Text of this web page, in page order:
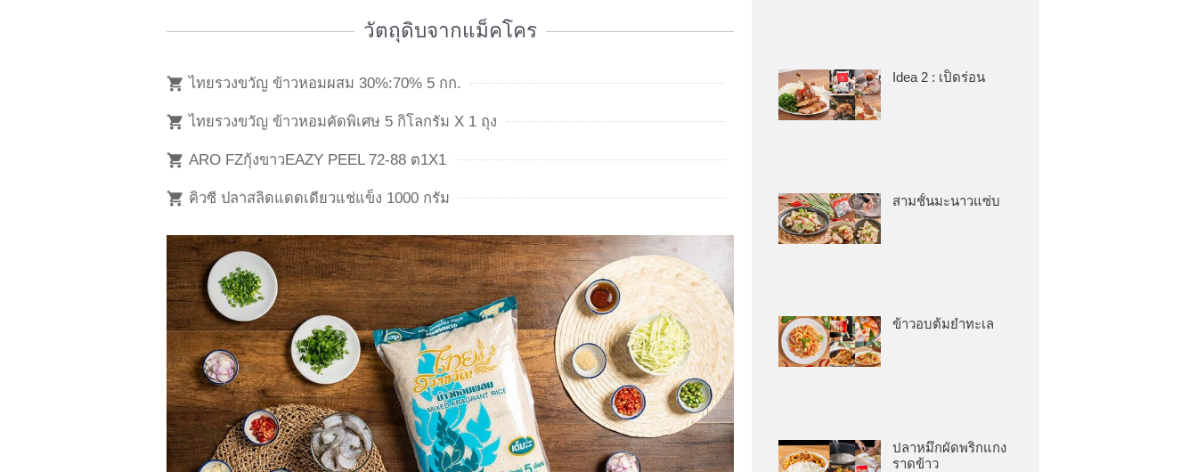
วัตถุดิบจากแม็คโคร
ไทยรวงขวัญ ข้าวหอมผสม 30%:70% 5 กก.
ไทยรวงขวัญ ข้าวหอมคัดพิเศษ 5 กิโลกรัม X 1 ถุง
ARO FZกุ้งขาวEAZY PEEL 72-88 ต1X1
คิวซี ปลาสลิดแดดเดียวแช่แข็ง 1000 กรัม
Idea 2 : เป็ดร่อน
สามชั้นมะนาวแซ่บ
ข้าวอบต้มยำทะเล
ปลาหมึกผัดพริกแกง
ราดข้าว